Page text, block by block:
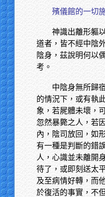
殯儀館的一切
神識出離形軀
道者，皆不經中陰
陰身，茲說明何以
考。
中陰身無所歸
的情況下，或有執
象，若屍體未壞，
忽然暴斃之人，若
內，陰司放回，如
有一種是判斷的錯
人，心識並未離開
待了，或即刻送太
及至病情好轉，而
於復活的事實，不